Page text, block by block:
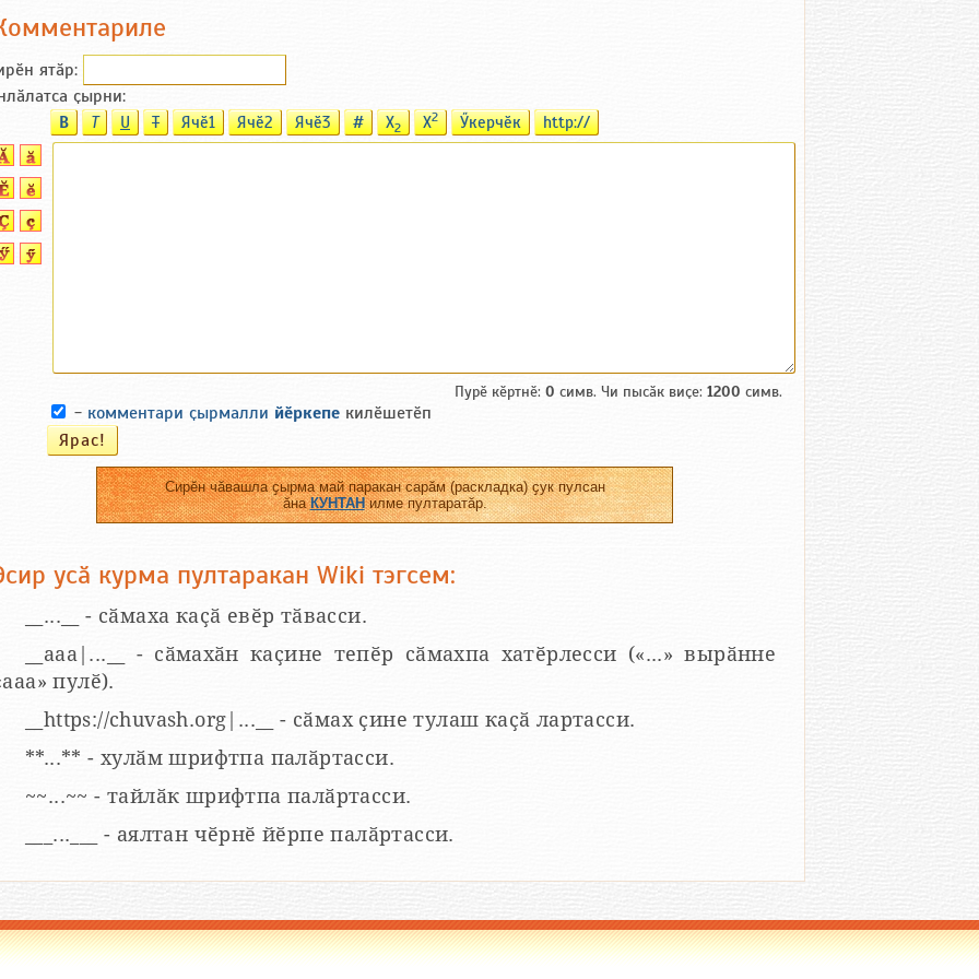
ятӑp:
ҫырни:
B T U T Ячӗ1 Ячӗ2 Ячӗ3 # X2 X2 Ӳкерчӗк http://
Пурӗ кӗртнӗ: 0 симв. Чи пысӑк виҫе: 1200 симв.
- комментари ҫырмалли йӗркепе килӗшетӗп
Сирӗн чӑвашла ҫырма май паракан сарӑм (раскладка) ҫук пулсан
ӑнаКУНТАНилме пултаратӑр.
усӑ курма пултаракан Wiki тэгсем:
__...__ - сӑмаха каҫӑ евӗр тӑвасси.
__aaa|...__ - сӑмахӑн каҫине тепӗр сӑмахпа хатӗрлесси («...» вырӑнне
пулӗ).
__https://chuvash.org|...__ - сӑмах ҫине тулаш каҫӑ лартасси.
**...** - хулӑм шрифтпа палӑртасси.
~~...~~ - тайлӑк шрифтпа палӑртасси.
___...___ - аялтан чӗрнӗ йӗрпе палӑртасси.